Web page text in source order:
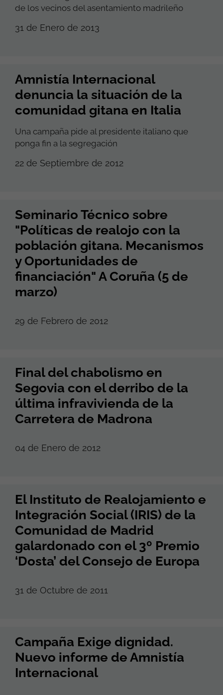
de los vecinos del asentamiento madrileño
31 de Enero de 2013
Amnistía Internacional
denuncia la situación de la
comunidad gitana en Italia
Una campaña pide al presidente italiano que
ponga fin a la segregación
22 de Septiembre de 2012
Seminario Técnico sobre
"Políticas de realojo con la
población gitana. Mecanismos
y Oportunidades de
financiación" A Coruña (5 de
marzo)
29 de Febrero de 2012
Final del chabolismo en
Segovia con el derribo de la
última infravivienda de la
Carretera de Madrona
04 de Enero de 2012
El Instituto de Realojamiento e
Integración Social (IRIS) de la
Comunidad de Madrid
galardonado con el 3º Premio
‘Dosta’ del Consejo de Europa
31 de Octubre de 2011
Campaña Exige dignidad.
Nuevo informe de Amnistía
Internacional